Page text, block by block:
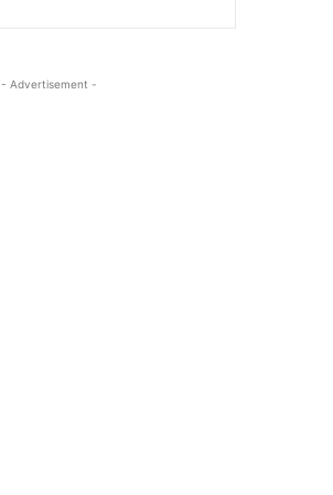
- Advertisement -